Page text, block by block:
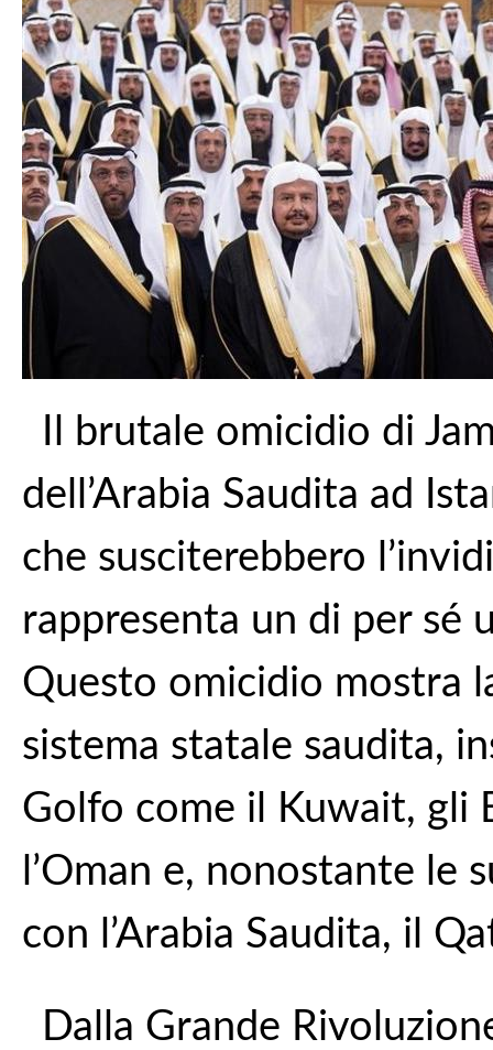
Il brutale omicidio di
dell’Arabia Saudita ad
che susciterebbero
rappresenta un di per sé
Questo omicidio mostra
sistema statale saudita,
Golfo come il Kuwait, gli
l’Oman e, nonostante
con l’Arabia Saudita, il
Dalla Grande